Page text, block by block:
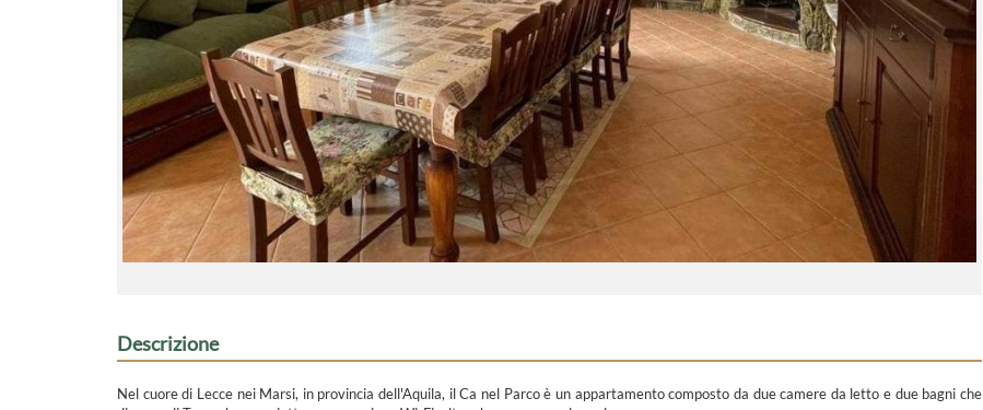
Descrizione
Nel cuore di Lecce nei Marsi, in provincia dell'Aquila, il Ca nel Parco è un appartamento composto da due camere da letto e due bagni che